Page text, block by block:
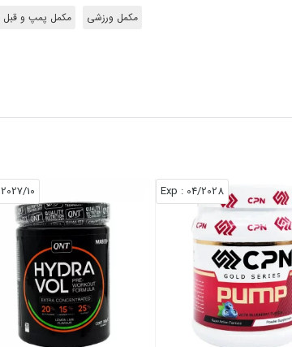
مکمل ورزشی مکمل پمپ و قبل
04/2028
: Exp
2027/10